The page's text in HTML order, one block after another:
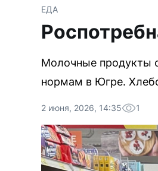
ЕДА
Молочные продукты
нормам в Югре.
2 июня, 2026, 14:35 1